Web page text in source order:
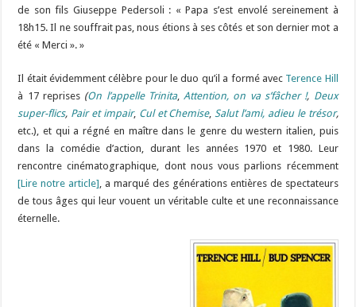
de son fils Giuseppe Pedersoli : « Papa s’est envolé sereinement à
18h15. Il ne souffrait pas, nous étions à ses côtés et son dernier mot a
été « Merci ». »
Il était évidemment célèbre pour le duo qu’il a formé avec Terence Hill
à 17 reprises (On l’appelle Trinita,Attention, on va s’fâcher !, Deux
super-flics, Pair et impair, Cul et Chemise,Salut l’ami, adieu le trésor,
etc.), et qui a régné en maître dans le genre du western italien, puis
dans la comédie d’action, durant les années 1970 et 1980. Leur
rencontre cinématographique, dont nous vous parlions récemment
[Lire notre article], a marqué des générations entières de spectateurs
de tous âges qui leur vouent un véritable culte et une reconnaissance
éternelle.